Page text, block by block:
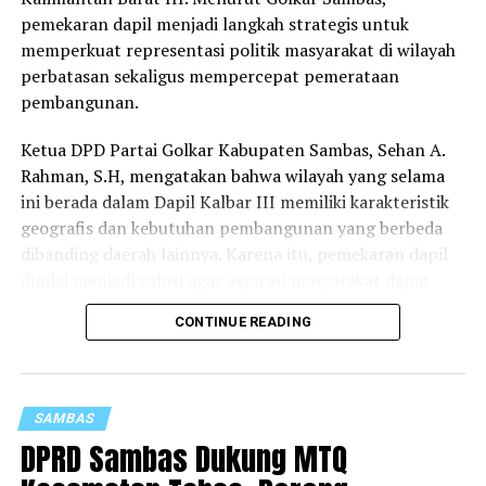
UP NEXT
Bupati Sambas Pastikan Stok BBM Aman, Minta
Masyarakat Tidak Panik
Pemkab Sambas Siap Dukung Pengamanan Idul Fitri,
Layanan Kesehatan dan Rest Area Disiapkan
pemekaran dapil menjadi langkah strategis untuk
memperkuat representasi politik masyarakat di wilayah
perbatasan sekaligus mempercepat pemerataan
pembangunan.
Ketua DPD Partai Golkar Kabupaten Sambas, Sehan A.
Rahman, S.H, mengatakan bahwa wilayah yang selama
ini berada dalam Dapil Kalbar III memiliki karakteristik
geografis dan kebutuhan pembangunan yang berbeda
dibanding daerah lainnya. Karena itu, pemekaran dapil
diperjuangkan secara lebih optimal.
terhadap wacana pemekaran Dapil Kalbar III. Salah satu
alasannya adalah dalam rangka mempercepat
pemerataan pembangunan, khususnya di bidang
infrastruktur dan sektor lainnya di dua kabupaten
CONTINUE READING
SAMBAS
DPRD Sambas Dukung MTQ